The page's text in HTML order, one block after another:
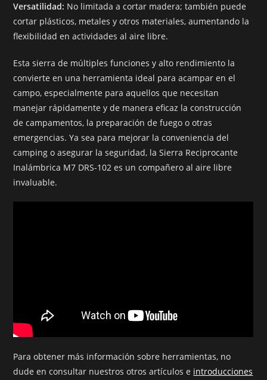
Versatilidad: No limitada a cortar madera; también puede
cortar plásticos, metales y otros materiales, aumentando la
flexibilidad en actividades al aire libre.
Esta sierra de múltiples funciones y alto rendimiento la
convierte en una herramienta ideal para acampar en el
campo, especialmente para aquellos que necesitan
manejar rápidamente y de manera eficaz la construcción
de campamentos, la preparación de fuego o otras
emergencias. Ya sea para mejorar la conveniencia del
camping o asegurar la seguridad, la Sierra Reciprocante
Inalámbrica M7 DRS-102 es un compañero al aire libre
invaluable.
Para obtener más información sobre herramientas, no
dude en consultar nuestros otros artículos e introducciones